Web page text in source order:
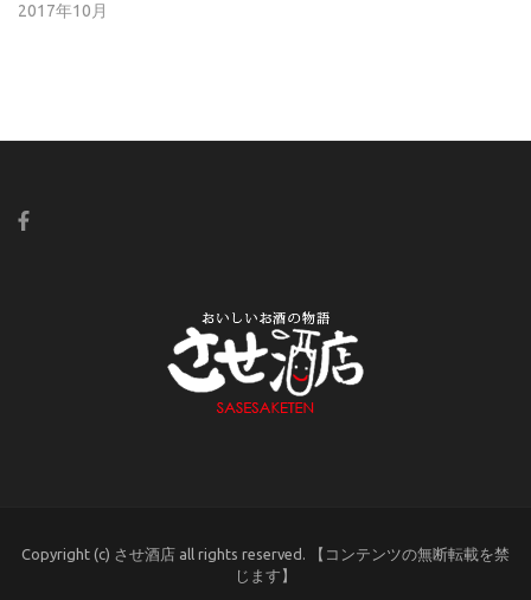
2017年10月
Copyright (c) させ酒店 all rights reserved. 【コンテンツの無断転載を禁
じます】